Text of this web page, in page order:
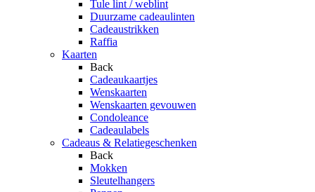
Tule lint / weblint
Duurzame cadeaulinten
Cadeaustrikken
Raffia
Kaarten
Back
Cadeaukaartjes
Wenskaarten
Wenskaarten gevouwen
Condoleance
Cadeaulabels
Cadeaus & Relatiegeschenken
Back
Mokken
Sleutelhangers